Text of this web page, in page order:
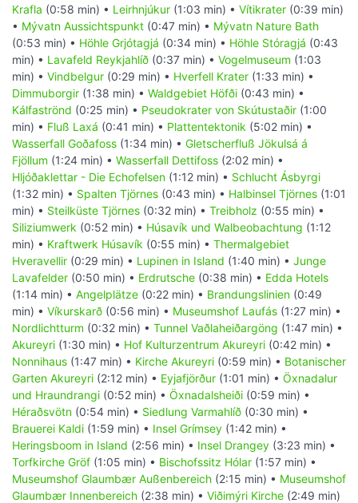
Krafla (0:58 min) • Leirhnjúkur (1:03 min) • Vítikrater (0:39 min)
• Mývatn Aussichtspunkt (0:47 min) • Mývatn Nature Bath
(0:53 min) • Höhle Grjótagjá (0:34 min) • Höhle Stóragjá (0:43
min) • Lavafeld Reykjahlíð (0:37 min) • Vogelmuseum (1:03
min) • Vindbelgur (0:29 min) • Hverfell Krater (1:33 min) •
Dimmuborgir (1:38 min) • Waldgebiet Höfði (0:43 min) •
Kálfaströnd (0:25 min) • Pseudokrater von Skútustaðir (1:00
min) • Fluß Laxá (0:41 min) • Plattentektonik (5:02 min) •
Wasserfall Goðafoss (1:34 min) • Gletscherfluß Jökulsá á
Fjöllum (1:24 min) • Wasserfall Dettifoss (2:02 min) •
Hljóðaklettar - Die Echofelsen (1:12 min) • Schlucht Ásbyrgi
(1:32 min) • Spalten Tjörnes (0:43 min) • Halbinsel Tjörnes (1:01
min) • Steilküste Tjörnes (0:32 min) • Treibholz (0:55 min) •
Siliziumwerk (0:52 min) • Húsavík und Walbeobachtung (1:12
min) • Kraftwerk Húsavík (0:55 min) • Thermalgebiet
Hveravellir (0:29 min) • Lupinen in Island (1:40 min) • Junge
Lavafelder (0:50 min) • Erdrutsche (0:38 min) • Edda Hotels
(1:14 min) • Angelplätze (0:22 min) • Brandungslinien (0:49
min) • Víkurskarð (0:56 min) • Museumshof Laufás (1:27 min) •
Nordlichtturm (0:32 min) • Tunnel Vaðlaheiðargöng (1:47 min) •
Akureyri (1:30 min) • Hof Kulturzentrum Akureyri (0:42 min) •
Nonnihaus (1:47 min) • Kirche Akureyri (0:59 min) • Botanischer
Garten Akureyri (2:12 min) • Eyjafjörður (1:01 min) • Öxnadalur
und Hraundrangi (0:52 min) • Öxnadalsheiði (0:59 min) •
Héraðsvötn (0:54 min) • Siedlung Varmahlíð (0:30 min) •
Brauerei Kaldi (1:59 min) • Insel Grímsey (1:42 min) •
Heringsboom in Island (2:56 min) • Insel Drangey (3:23 min) •
Torfkirche Gröf (1:05 min) • Bischofssitz Hólar (1:57 min) •
Museumshof Glaumbær Außenbereich (2:15 min) • Museumshof
Glaumbær Innenbereich (2:38 min) • Viðimýri Kirche (2:49 min)